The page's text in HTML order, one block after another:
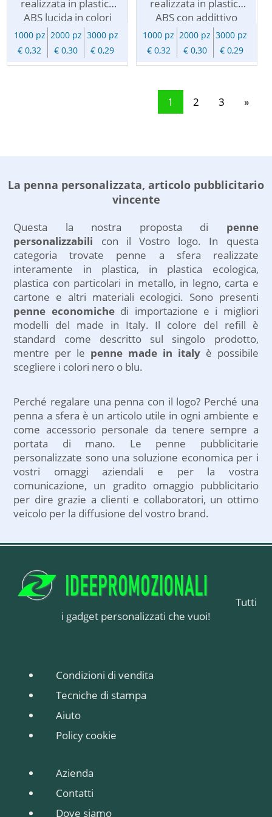
diffusione del vostro
brand.
realizzata in plastica
ABS lucida in colori
trasparenti. Refill
inchiostro blu. Penna a
sfera Made in Italy di
la vostra
pubblicitario per dire
grazie a clienti e
collaboratori, un
ottimo veicolo per la
diffusione del vostro
brand.
1000 pz 2000 pz 3000 pz
€ 0,32
€ 0,30 € 0,29
realizzata in plastica
ABS con addittivo
antibatterico integrato,
l' Iprotect consente di
evitare la
batteri al contatto con
le dita. Apertura a
scatto, fusto di colore
blu (inchiostro
nero/rosso/verde su
in Italy di alta qualita'.
Personalizzabile con
vostro logo. La penna
a sfera e' un oggetto
utile, pratico, a volte
necessario da tenere a
portata di mano,
personalizzata diventa
un ottimo veicolo per
la diffusione del vostro
aziendale.
1000 pz 2000 pz 3000 pz
€ 0,32
€ 0,30 € 0,29
1 2 3 »
La penna personalizzata, articolo pubblicitario
vincente
Questa la nostra proposta di penne
personalizzabili con il Vostro logo. In questa
categoria trovate penne a sfera realizzate
interamente in plastica, in plastica ecologica,
plastica con particolari in metallo, in legno, carta e
cartone e altri materiali ecologici. Sono presenti
penne economichedi importazione e i migliori
modelli del made in Italy. Il colore del refill è
standard come descritto sul singolo prodotto,
mentre per le penne made in italyè possibile
scegliere i colori nero o blu.
Perché regalare una penna con il logo? Perché una
penna a sfera è un articolo utile in ogni ambiente e
come accessorio personale da tenere sempre a
portata di mano. Le penne pubblicitarie
personalizzate sono una soluzione economica per i
vostri omaggi aziendali e per la vostra
comunicazione, un gradito omaggio pubblicitario
per dire grazie a clienti e collaboratori, un ottimo
veicolo per la diffusione del vostro brand.
Tutti
i gadget personalizzati che vuoi!
Condizioni di vendita
Tecniche di stampa
Aiuto
Policy cookie
Azienda
Contatti
Dove siamo